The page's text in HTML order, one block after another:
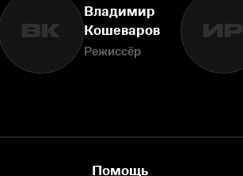
ВК
Владимир
Кошеваров
Режиссёр
ИР
Помощь